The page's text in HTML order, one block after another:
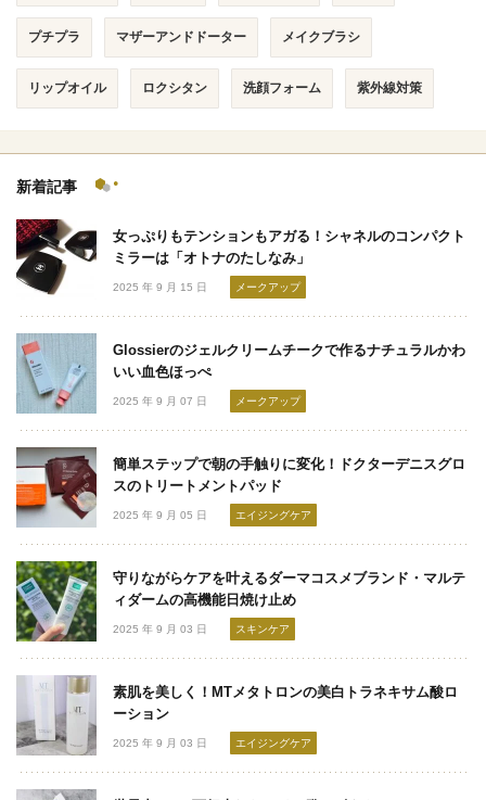
プチプラ マザーアンドドーター メイクブラシ
リップオイル ロクシタン 洗顔フォーム 紫外線対策
新着記事
女っぷりもテンションもアガる！シャネルのコンパクト
ミラーは「オトナのたしなみ」
2025 年 9 月 15 日 メークアップ
Glossierのジェルクリームチークで作るナチュラルかわ
いい血色ほっぺ
2025 年 9 月 07 日 メークアップ
簡単ステップで朝の手触りに変化！ドクターデニスグロ
スのトリートメントパッド
2025 年 9 月 05 日 エイジングケア
守りながらケアを叶えるダーマコスメブランド・マルテ
ィダームの高機能日焼け止め
2025 年 9 月 03 日 スキンケア
素肌を美しく！MTメタトロンの美白トラネキサム酸ロ
ーション
2025 年 9 月 03 日 エイジングケア